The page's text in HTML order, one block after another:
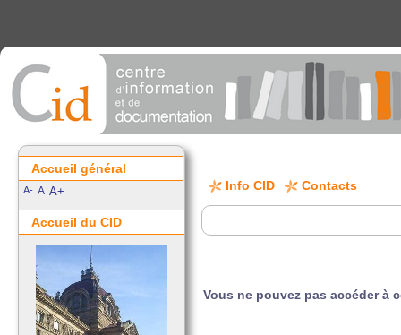
Info CID Contacts
Vous ne pouvez pas accéder à
Accueil général
A- A A+
Accueil du CID